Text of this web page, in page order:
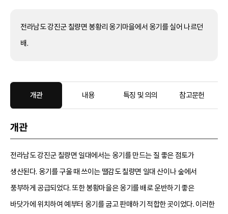
전라남도 강진군 칠량면 봉황리 옹기마을에서 옹기를 실어 나르던
배.
개관 내용 특징 및 의의 참고문헌
개관
전라남도 강진군 칠량면 일대에서는 옹기를 만드는 질 좋은 점토가
생산된다. 옹기를 구울 때 쓰이는 땔감도 칠량면 일대 산이나 숲에서
풍부하게 공급되었다. 또한 봉황마을은 옹기를 배로 운반하기 좋은
바닷가에 위치하여 예부터 옹기를 굽고 판매하기 적합한 곳이었다. 이러한